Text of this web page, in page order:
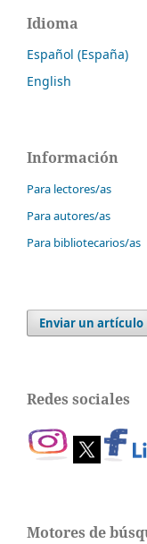
Idioma
Español (España)
English
Información
Para lectores/as
Para autores/as
Para bibliotecarios/as
Enviar un artículo
Redes sociales
Motores de